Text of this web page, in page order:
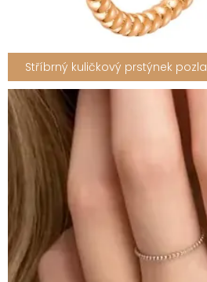
Stříbrný kuličkový prstýnek